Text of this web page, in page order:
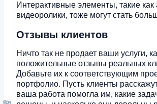
Интерактивные элементы, такие
видеоролики, тоже могут стать
Отзывы клиентов
Ничто так не продает ваши услуги,
положительные отзывы реальных
Добавьте их к соответствующим
портфолио. Пусть клиенты
ваша работа помогла им, какие